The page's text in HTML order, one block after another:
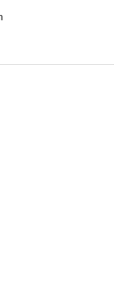
team at Nike's